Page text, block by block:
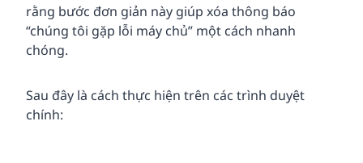
rằng bước đơn giản này giúp xóa thông báo
“chúng tôi gặp lỗi máy chủ” một cách nhanh
chóng.
Sau đây là cách thực hiện trên các trình duyệt
chính: